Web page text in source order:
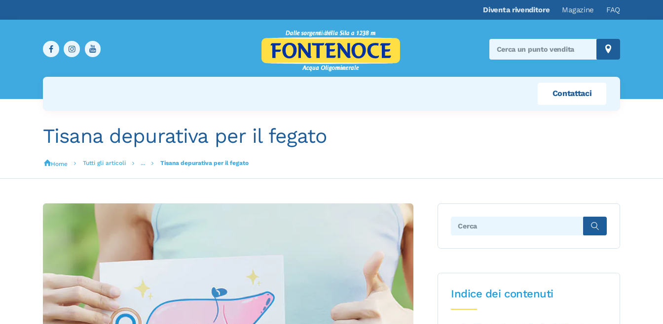
Diventa rivenditore Magazine FAQ
Search
store:
Contattaci
Tisana depurativa per il fegato
Home Tutti gli articoli ... Tisana depurativa per il fegato
Search:
Indice dei contenuti